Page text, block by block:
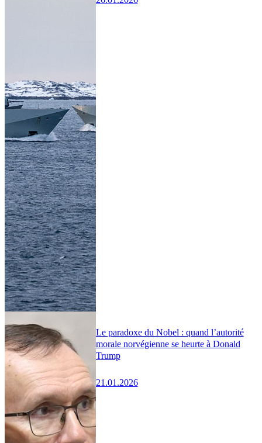
Le paradoxe du Nobel : quand l’autorité
morale norvégienne se heurte à Donald
Trump
21.01.2026